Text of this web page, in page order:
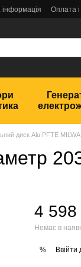
інформація
Оплата
диск Alu PFTE
4 598
Немає в
% Ввійти